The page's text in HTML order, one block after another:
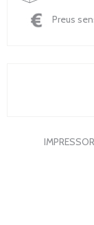
Preus